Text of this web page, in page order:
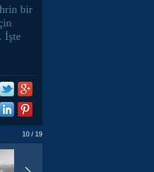
bir
İşte
10 / 19